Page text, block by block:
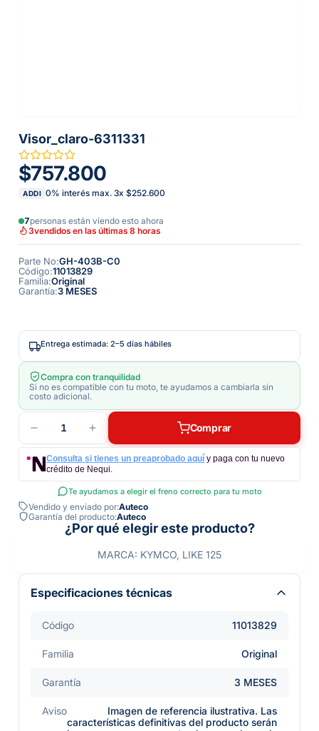
Visor_claro-6311331
$757.800
ADDI 0% interés max. 3x $252.600
7personas están viendo esto ahora
3vendidos en las últimas 8 horas
Parte No:GH-403B-C0
Código:11013829
Familia:Original
Garantía:3 MESES
Entrega estimada: 2–5 días hábiles
Compra con tranquilidad
Si no es compatible con tu moto, te ayudamos a cambiarla sin
costo adicional.
1 Comprar
Consulta si tienes un preaprobado aquí y paga con tu nuevo
crédito de Nequi.
Te ayudamos a elegir el freno correcto para tu moto
Vendido y enviado por:Auteco
Garantía del producto:Auteco
¿Por qué elegir este producto?
MARCA: KYMCO, LIKE 125
Especificaciones técnicas
Código 11013829
Familia Original
Garantía 3 MESES
Aviso
Imagen de referencia ilustrativa. Las
características definitivas del producto serán